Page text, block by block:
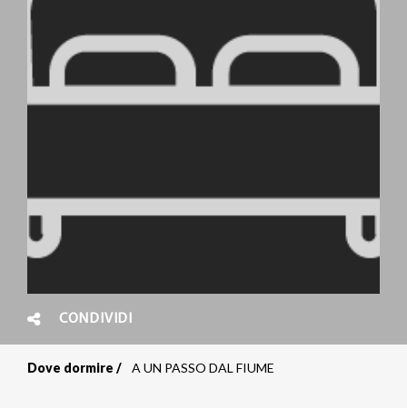
CONDIVIDI
Dove dormire A UN PASSO DAL FIUME